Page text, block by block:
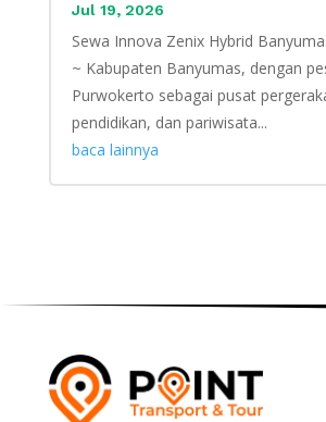
Jul 19, 2026
Sewa Innova Zenix Hybrid
~ Kabupaten Banyumas, dengan
Purwokerto sebagai pusat
pendidikan, dan pariwisata...
baca lainnya